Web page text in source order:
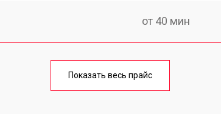
от 40 мин
от 70 мин
Показать весь прайс